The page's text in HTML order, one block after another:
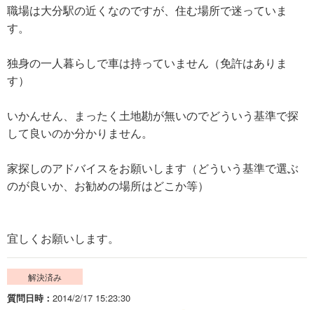
職場は大分駅の近くなのですが、住む場所で迷っていま
す。
独身の一人暮らしで車は持っていません（免許はありま
す）
いかんせん、まったく土地勘が無いのでどういう基準で探
して良いのか分かりません。
家探しのアドバイスをお願いします（どういう基準で選ぶ
のが良いか、お勧めの場所はどこか等）
宜しくお願いします。
解決済み
質問日時
2014/2/17 15:23:30